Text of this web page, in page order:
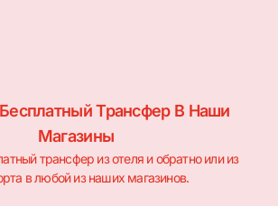
Трансфер В Наши
Магазины
трансфер из отеля и обратно или из
в любой из наших магазинов.